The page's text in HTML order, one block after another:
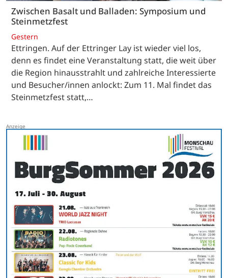
Zwischen Basalt und Balladen: Symposium und
Steinmetzfest
Gestern
Ettringen. Auf der Ettringer Lay ist wieder viel los,
denn es findet eine Veranstaltung statt, die weit über
die Region hinausstrahlt und zahlreiche Interessierte
und Besucher/innen anlockt: Zum 11. Mal findet das
Steinmetzfest statt,…